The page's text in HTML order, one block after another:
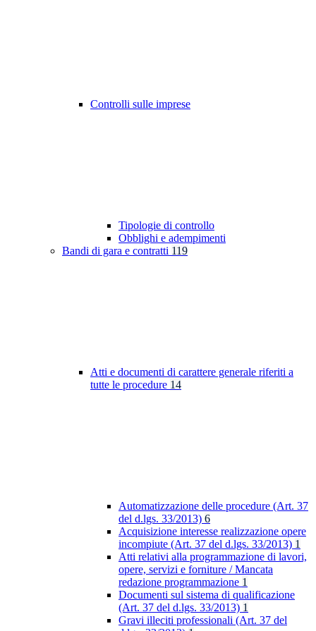
Controlli sulle imprese
Tipologie di controllo
Obblighi e adempimenti
Bandi di gara e contratti 119
Atti e documenti di carattere generale riferiti a
tutte le procedure 14
Automatizzazione delle procedure (Art. 37
del d.lgs. 33/2013) 6
Acquisizione interesse realizzazione opere
incompiute (Art. 37 del d.lgs. 33/2013) 1
Atti relativi alla programmazione di lavori,
opere, servizi e forniture / Mancata
redazione programmazione 1
Documenti sul sistema di qualificazione
(Art. 37 del d.lgs. 33/2013) 1
Gravi illeciti professionali (Art. 37 del